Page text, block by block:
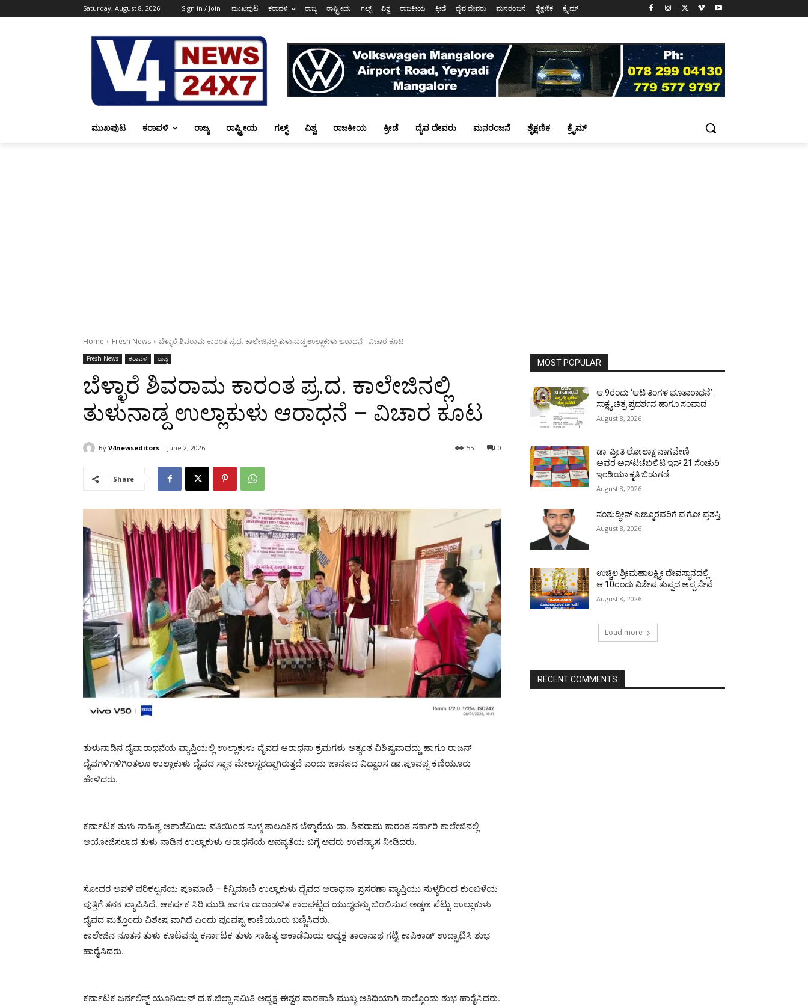
Saturday, August 8, 2026 Sign in / Join ಮುಖಪುಟ ಕರಾವಳಿ ರಾಜ್ಯ ರಾಷ್ಟ್ರೀಯ ಗಲ್ಫ್ ವಿಶ್ವ ರಾಜಕೀಯ ಕ್ರೀಡೆ ದೈವ ದೇವರು ಮನರಂಜನೆ ಶೈಕ್ಷಣಿಕ ಕ್ರೈಮ್
ಮುಖಪುಟ ಕರಾವಳಿ ರಾಜ್ಯ ರಾಷ್ಟ್ರೀಯ ಗಲ್ಫ್ ವಿಶ್ವ ರಾಜಕೀಯ ಕ್ರೀಡೆ ದೈವ ದೇವರು ಮನರಂಜನೆ ಶೈಕ್ಷಣಿಕ ಕ್ರೈಮ್
Home Fresh News ಬೆಳ್ಳಾರೆ ಶಿವರಾಮ ಕಾರಂತ ಪ್ರ.ದ. ಕಾಲೇಜಿನಲ್ಲಿ ತುಳುನಾಡ್ದ ಉಲ್ಲಾಕುಳು ಆರಾಧನೆ - ವಿಚಾರ‌ ಕೂಟ
Fresh News ಕರಾವಳಿ ರಾಜ್ಯ
ಬೆಳ್ಳಾರೆ ಶಿವರಾಮ ಕಾರಂತ ಪ್ರ.ದ. ಕಾಲೇಜಿನಲ್ಲಿ
ತುಳುನಾಡ್ದ ಉಲ್ಲಾಕುಳು ಆರಾಧನೆ – ವಿಚಾರ‌ ಕೂಟ
By V4newseditors June 2, 2026 0
55
Share
ತುಳುನಾಡಿನ ದೈವಾರಾಧನೆಯ ವ್ಯಾಪ್ತಿಯಲ್ಲಿ ಉಲ್ಲಾಕುಳು ದೈವದ ಆರಾಧನಾ ಕ್ರಮಗಳು ಅತ್ಯಂತ ವಿಶಿಷ್ಟವಾದದ್ದು ಹಾಗೂ ರಾಜನ್
ದೈವಗಳಿಗಳಿಗಿಂತಲೂ ಉಲ್ಲಾಕುಳು ದೈವದ ಸ್ಥಾನ ಮೇಲಸ್ಥರದ್ದಾಗಿರುತ್ತದೆ ಎಂದು ಜಾನಪದ ವಿದ್ವಾಂಸ ಡಾ.ಪೂವಪ್ಪ ಕಣಿಯೂರು
ಹೇಳಿದರು.
ಕರ್ನಾಟಕ ತುಳು ಸಾಹಿತ್ಯ ಅಕಾಡೆಮಿಯ ವತಿಯಿಂದ ಸುಳ್ಯ ತಾಲೂಕಿನ ಬೆಳ್ಳಾರೆಯ ಡಾ. ಶಿವರಾಮ ಕಾರಂತ ಸರ್ಕಾರಿ ಕಾಲೇಜಿನಲ್ಲಿ
ಆಯೋಜಿಸಲಾದ ತುಳು ನಾಡಿನ ಉಲ್ಲಾಕುಳು ಆರಾಧನೆಯ ಅನನ್ಯತೆಯ ಬಗ್ಗೆ ಅವರು ಉಪನ್ಯಾಸ ನೀಡಿದರು.
ಸೋದರ ಅವಳಿ ಪರಿಕಲ್ಪನೆಯ ಪೂಮಾಣಿ – ಕಿನ್ನಿಮಾಣಿ ಉಲ್ಲಾಕುಳು ದೈವದ ಆರಾಧನಾ ಪ್ರಸರಣಾ ವ್ಯಾಪ್ತಿಯು ಸುಳ್ಯದಿಂದ ಕುಂಬಳೆಯ
ಪುತ್ತಿಗೆ ತನಕ ವ್ಯಾಪಿಸಿದೆ. ಆಕರ್ಷಕ ಸಿರಿ ಮುಡಿ ಹಾಗೂ ರಾಜಾಡಳಿತ ಕಾಲಘಟ್ಟದ ಯುದ್ಧವನ್ನು ಬಿಂಬಿಸುವ ಅಡ್ಡಣ ಪೆಟ್ಟು ಉಲ್ಲಾಕುಳು
ದೈವದ ಮತ್ತೊಂದು ವಿಶೇಷ ವಾಗಿದೆ ಎಂದು ಪೂವಪ್ಪ ಕಾಣಿಯೂರು ಬಣ್ಣಿಸಿದರು.
ಕಾಲೇಜಿನ ನೂತನ ತುಳು ಕೂಟವನ್ನು ಕರ್ನಾಟಕ ತುಳು ಸಾಹಿತ್ಯ ಅಕಾಡೆಮಿಯ ಅಧ್ಯಕ್ಷ ತಾರಾನಾಥ ಗಟ್ಟಿ ಕಾಪಿಕಾಡ್ ಉದ್ಘಾಟಿಸಿ ಶುಭ
ಹಾರೈಸಿದರು.
ಕರ್ನಾಟಕ ಜರ್ನಲಿಸ್ಟ್ ಯೂನಿಯನ್ ದ.ಕ.ಜಿಲ್ಲಾ ಸಮಿತಿ ಅಧ್ಯಕ್ಷ ಈಶ್ವರ ವಾರಣಾಶಿ ಮುಖ್ಯ ಅತಿಥಿಯಾಗಿ ಪಾಲ್ಗೊಂಡು ಶುಭ ಹಾರೈಸಿದರು.
MOST POPULAR
ಆ.9ರಂದು ‘ಆಟಿ ತಿಂಗಳ ಭೂತಾರಾಧನೆ’ :
ಸಾಕ್ಷ್ಯ ಚಿತ್ರ ಪ್ರದರ್ಶನ ಹಾಗೂ ಸಂವಾದ
August 8, 2026
ಡಾ. ಪ್ರೀತಿ ಲೋಲಾಕ್ಷ ನಾಗವೇಣಿ
ಅವರ ಅನ್‌ಟಚೆಬಿಲಿಟಿ ಇನ್ 21 ಸೆಂಚುರಿ
ಇಂಡಿಯಾ ಕೃತಿ ಬಿಡುಗಡೆ
August 8, 2026
ಸಂಶುದ್ಧೀನ್ ಎಣ್ಮೂರವರಿಗೆ ಪ.ಗೋ ಪ್ರಶಸ್ತಿ
August 8, 2026
ಉಚ್ಚಿಲ ಶ್ರೀಮಹಾಲಕ್ಷ್ಮೀ ದೇವಸ್ಥಾನದಲ್ಲಿ
ಆ.10ರಂದು ವಿಶೇಷ ತುಪ್ಪದ ಅಪ್ಪ ಸೇವೆ
August 8, 2026
Load more
RECENT COMMENTS